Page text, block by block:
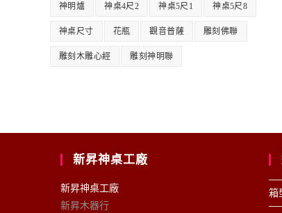
神明爐 神桌4尺2 神桌5尺1 神桌5尺8
神桌尺寸 花瓶 觀音普薩 雕刻佛聯
雕刻木雕心經 雕刻神明聯
新昇神桌工廠
新昇神桌工廠
新昇木器行
箱